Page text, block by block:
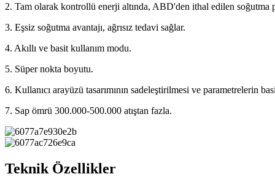
2. Tam olarak kontrollü enerji altında, ABD'den ithal edilen soğutma
3. Eşsiz soğutma avantajı, ağrısız tedavi sağlar.
4. Akıllı ve basit kullanım modu.
5. Süper nokta boyutu.
6. Kullanıcı arayüzü tasarımının sadeleştirilmesi ve parametrelerin
7. Sap ömrü 300.000-500.000 atıştan fazla.
Teknik Özellikler